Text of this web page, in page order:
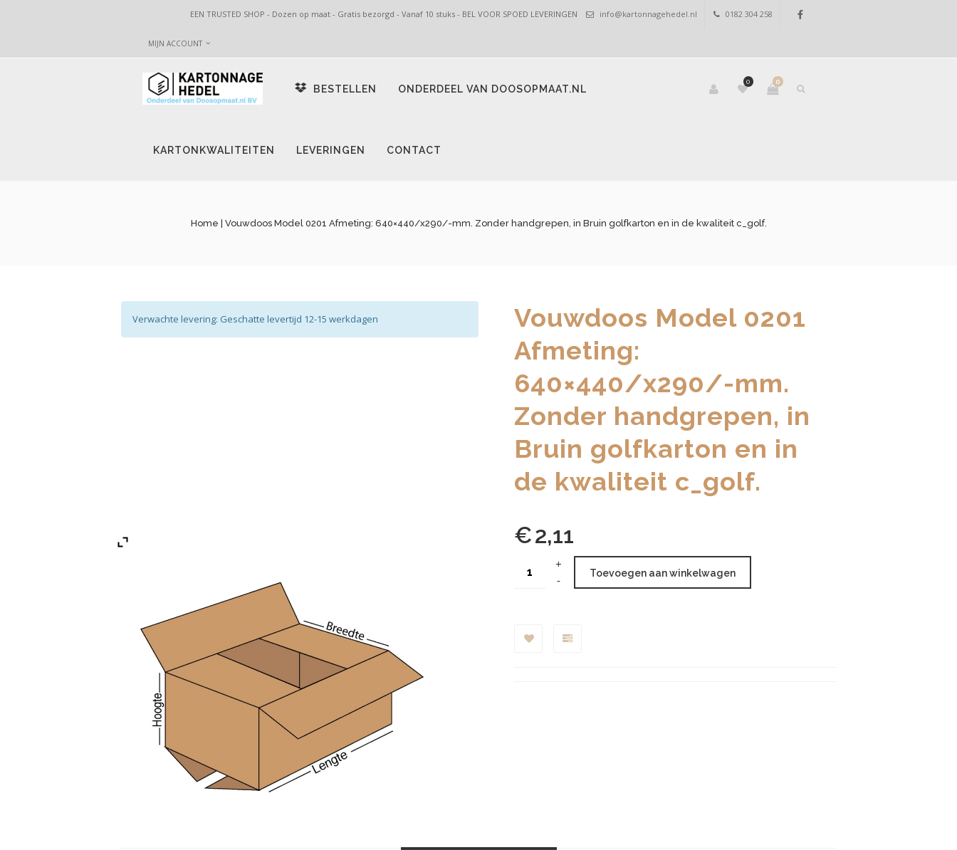
EEN TRUSTED SHOP - Dozen op maat - Gratis bezorgd - Vanaf 10 stuks - BEL VOOR SPOED LEVERINGEN info@kartonnagehedel.nl 0182 304 258
MIJN ACCOUNT
0
0
BESTELLEN ONDERDEEL VAN DOOSOPMAAT.NL
KARTONKWALITEITEN LEVERINGEN CONTACT
Home | Vouwdoos Model 0201 Afmeting: 640×440/x290/-mm. Zonder handgrepen, in Bruin golfkarton en in de kwaliteit c_golf.
Vouwdoos Model 0201
Afmeting:
640×440/x290/-mm.
Zonder handgrepen, in
Bruin golfkarton en in
de kwaliteit c_golf.
Verwachte levering: Geschatte levertijd 12-15 werkdagen
€2,11
Toevoegen aan winkelwagen